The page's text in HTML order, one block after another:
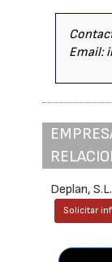
Email:
Deplan, S.L.
Solicitar